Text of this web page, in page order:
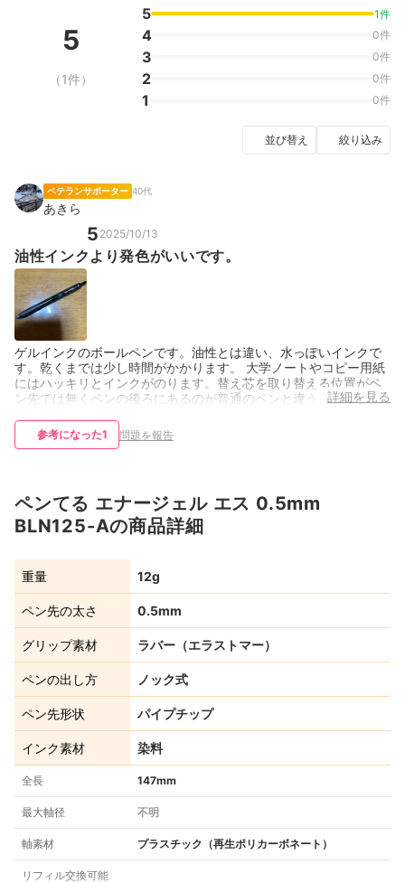
5
（1件）
5 1件
4 0件
3 0件
2 0件
1 0件
並び替え 絞り込み
ベテランサポーター 40代
あきら
5 2025/10/13
油性インクより発色がいいです。
ゲルインクのボールペンです。油性とは違い、水っぽいインクで
す。乾くまでは少し時間がかかります。 大学ノートやコピー用紙
にはハッキリとインクがのります。替え芯を取り替える位置がペ
ン先では無くペンの後ろにあるのが普通のペンと違う所でした。
詳細を見る
参考になった1 問題を報告
ペンてる エナージェル エス 0.5mm
BLN125-Aの商品詳細
重量 12g
ペン先の太さ 0.5mm
グリップ素材 ラバー（エラストマー）
ペンの出し方 ノック式
ペン先形状 パイプチップ
インク素材 染料
全長 147mm
最大軸径 不明
軸素材 プラスチック（再生ポリカーボネート）
リフィル交換可能